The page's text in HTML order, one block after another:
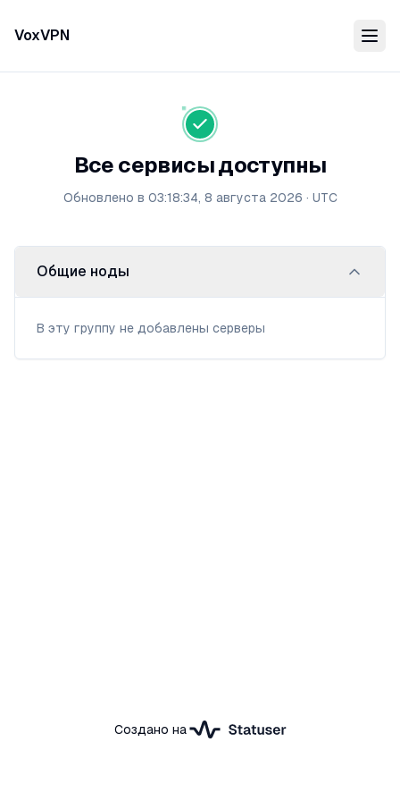
VoxVPN
Все сервисы доступны
Обновлено в 03:18:34, 8 августа 2026 · UTC
Общие ноды
В эту группу не добавлены серверы
Создано на